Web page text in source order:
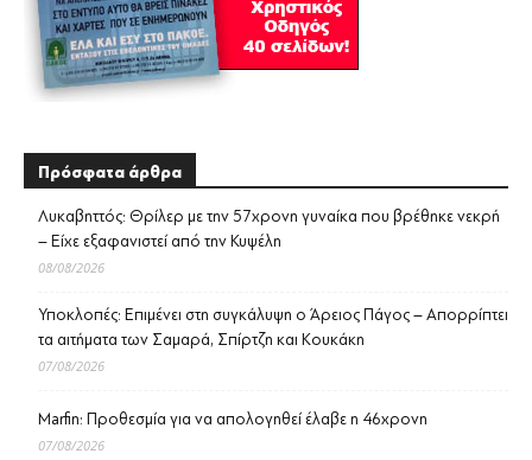
Πρόσφατα άρθρα
Λυκαβηττός: Θρίλερ με την 57χρονη γυναίκα που βρέθηκε νεκρή
– Είχε εξαφανιστεί από την Κυψέλη
08/08/2026
Υποκλοπές: Επιμένει στη συγκάλυψη ο Άρειος Πάγος – Απορρίπτει
τα αιτήματα των Σαμαρά, Σπίρτζη και Κουκάκη
07/08/2026
Marfin: Προθεσμία για να απολογηθεί έλαβε η 46χρονη
07/08/2026